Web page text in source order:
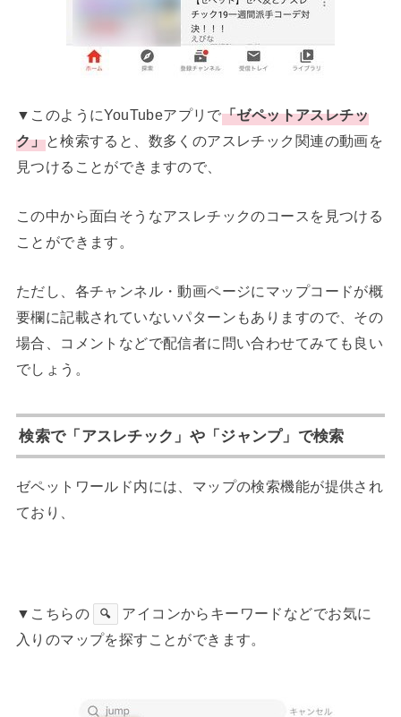
▼このようにYouTubeアプリで「ゼペットアスレチッ
ク」と検索すると、数多くのアスレチック関連の動画を
見つけることができますので、
この中から面白そうなアスレチックのコースを見つける
ことができます。
ただし、各チャンネル・動画ページにマップコードが概
要欄に記載されていないパターンもありますので、その
場合、コメントなどで配信者に問い合わせてみても良い
でしょう。
検索で「アスレチック」や「ジャンプ」で検索
ゼペットワールド内には、マップの検索機能が提供され
ており、
▼こちらの 🔍
アイコンからキーワードなどでお気に
入りのマップを探すことができます。